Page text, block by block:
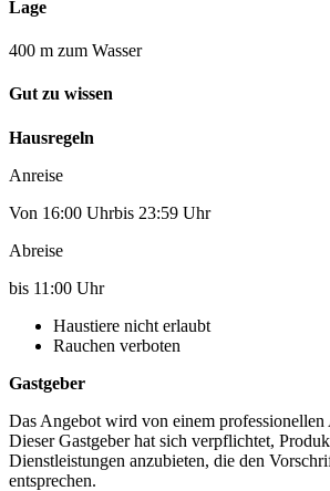
Lage
400 m zum Wasser
Gut zu wissen
Hausregeln
Anreise
Von 16:00 Uhrbis 23:59 Uhr
Abreise
bis 11:00 Uhr
Haustiere nicht erlaubt
Rauchen verboten
Gastgeber
Das Angebot wird von einem professionellen
Dieser Gastgeber hat sich verpflichtet,
Dienstleistungen anzubieten, die den
entsprechen.